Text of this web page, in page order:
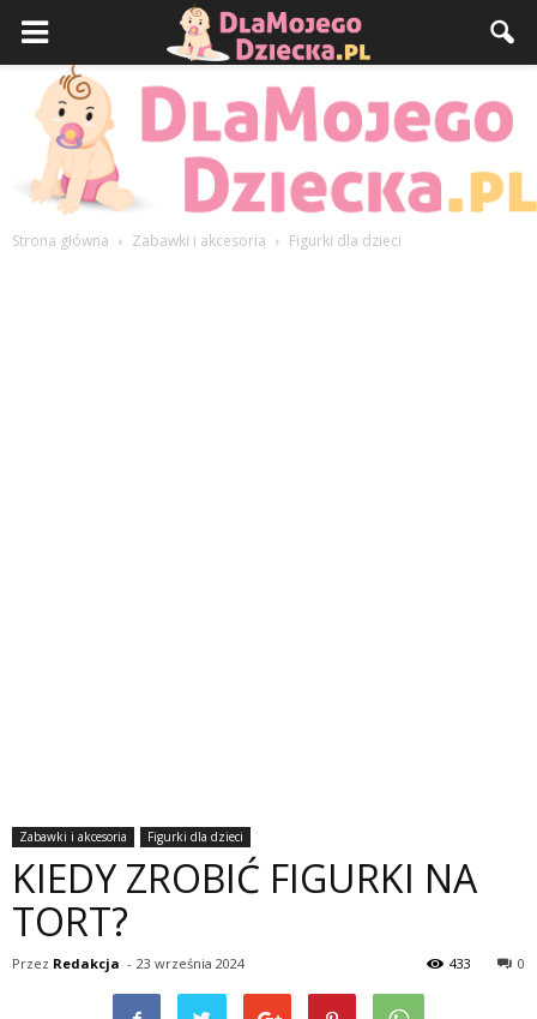
Strona główna Zabawki i akcesoria Figurki dla dzieci
Zabawki i akcesoria Figurki dla dzieci
KIEDY ZROBIĆ FIGURKI NA
TORT?
Przez Redakcja - 23 września 2024 0
433